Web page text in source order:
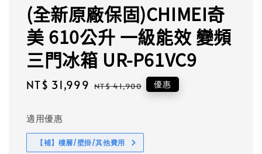
(全新原廠保固)CHIMEI奇
美 610公升 一級能效 變頻
三門冰箱 UR-P61VC9
Sale
NT$ 31,999 Regular
NT$ 41,900 優惠
適用優惠
【補】樓層/壁掛/其他費用